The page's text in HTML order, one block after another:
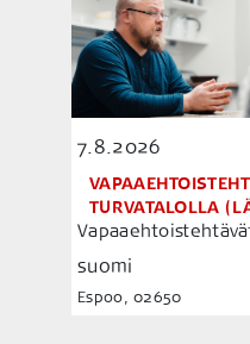
7.8.2026
TURVATALOLLA
suomi
Espoo, 02650